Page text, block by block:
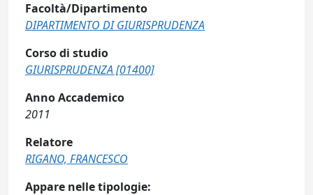
Facoltà/Dipartimento
DIPARTIMENTO DI GIURISPRUDENZA
Corso di studio
GIURISPRUDENZA [01400]
Anno Accademico
2011
Relatore
RIGANO, FRANCESCO
Appare nelle tipologie: